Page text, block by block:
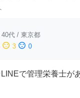
40代 / 東京都
sentiment_neutral 3 sentiment_dissatisfied 0
で管理栄養士が